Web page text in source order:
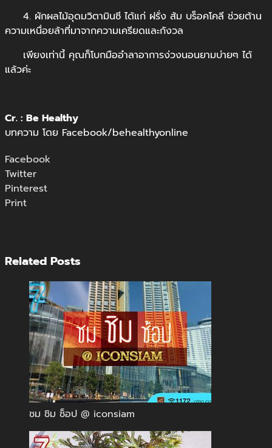
4. ผักผลไม้อุดมวิตามินซี ได้แก่ ฝรั่ง ส้ม บร็อคโคลี ช่วยต้าน
ความเหนื่อยล้าที่มาจากความเครียดและกังวล
เพียงเท่านี้ คุณก็โบกมืออำลาอาการง่วงนอนยามบ่ายๆ ได้
แล้วค่ะ
Cr. : Be Healthy
บทความ โดย Facebook/behealthyonline
Facebook
Twitter
Pinterest
Print
Related Posts
ชม ชิม ช็อป @ iconsiam